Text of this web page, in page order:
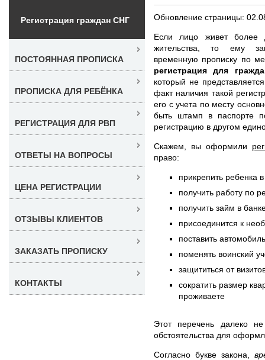
Обновление страницы:
Если лицо живет более
жительства, то ему
временную прописку по
регистрация для
который не
факт наличия такой
его с учета по месту
быть штамп в паспорте
регистрацию в другом
Скажем, вы оформили
право:
прикрепить ребенка
получить работу по
получить займ в
присоединится к
поставить
поменять воинский
защититься от
сократить размер
проживаете
Этот перечень далеко
обстоятельства для
Согласно букве закона,
Регистрация граждан СНГ
ПОСТОЯННАЯ ПРОПИСКА
ПРОПИСКА ДЛЯ РЕБЁНКА
РЕГИСТРАЦИЯ ДЛЯ РВП
ОТВЕТЫ НА ВОПРОСЫ
ЦЕНА РЕГИСТРАЦИИ
ОТЗЫВЫ КЛИЕНТОВ
ЗАКАЗАТЬ ПРОПИСКУ
КОНТАКТЫ